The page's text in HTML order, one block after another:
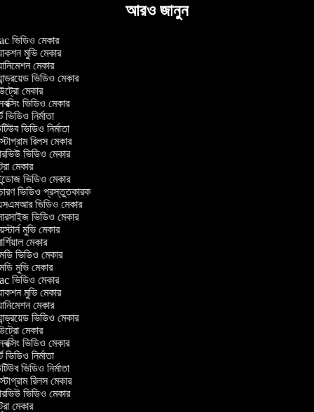
আরও জানুন
ভিডিও মেকার
মুভি মেকার
মেকার
ভিডিও মেকার
মেকার
ভিডিও মেকার
নির্মাতা
ভিডিও নির্মাতা
রিলস মেকার
ভিডিও মেকার
মেকার
ভিডিও মেকার
ভিডিও প্রস্তুতকারক
ভিডিও মেকার
ভিডিও মেকার
মুভি মেকার
মেকার
ভিডিও মেকার
মুভি মেকার
ভিডিও মেকার
মুভি মেকার
মেকার
ভিডিও মেকার
মেকার
ভিডিও মেকার
নির্মাতা
ভিডিও নির্মাতা
রিলস মেকার
ভিডিও মেকার
মেকার